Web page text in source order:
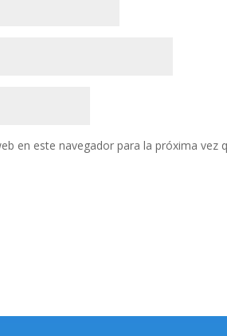
en este navegador para la próxima vez